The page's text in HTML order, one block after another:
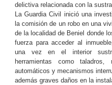
delictiva relacionada con la
La Guardia Civil inició una
la comisión de un robo en una
de la localidad de Beniel donde
fuerza para acceder al
una vez en el interior
herramientas como taladros,
automáticos y mecanismos
además graves daños en la